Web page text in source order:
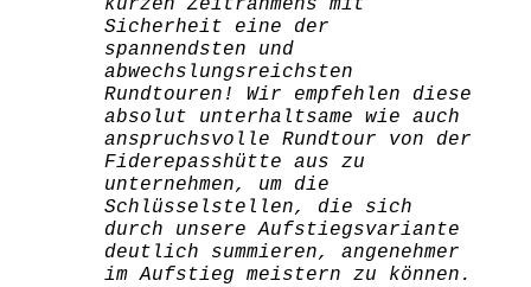
kurzen Zeitrahmens mit
Sicherheit eine der
spannendsten und
abwechslungsreichsten
Rundtouren! Wir empfehlen diese
absolut unterhaltsame wie auch
anspruchsvolle Rundtour von der
Fiderepasshütte aus zu
unternehmen, um die
Schlüsselstellen, die sich
durch unsere Aufstiegsvariante
deutlich summieren, angenehmer
im Aufstieg meistern zu können.